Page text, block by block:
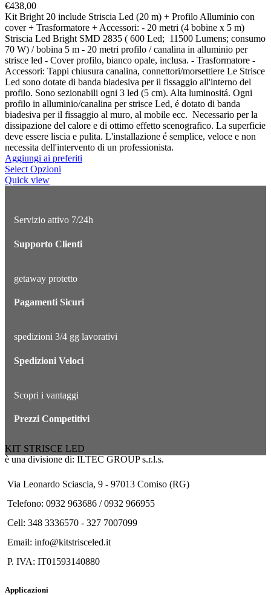
€438,00
Kit Bright 20 include Striscia Led (20 m) + Profilo Alluminio con
cover + Trasformatore + Accessori: - 20 metri (4 bobine x 5 m)
Striscia Led Bright SMD 2835 ( 600 Led; 11500 Lumens; consumo
70 W) / bobina 5 m - 20 metri profilo / canalina in alluminio per
strisce led - Cover profilo, bianco opale, inclusa. - Trasformatore -
Accessori: Tappi chiusura canalina, connettori/morsettiere Le Strisce
Led sono dotate di banda biadesiva per il fissaggio all'interno del
profilo. Sono sezionabili ogni 3 led (5 cm). Alta luminositá. Ogni
profilo in alluminio/canalina per strisce Led, é dotato di banda
biadesiva per il fissaggio al muro, al mobile ecc. Necessario per la
dissipazione del calore e di ottimo effetto scenografico. La superficie
deve essere liscia e pulita. L'installazione é semplice, veloce e non
necessita dell'intervento di un professionista.
Aggiungi ai preferiti
Select Opzioni
Quick view
Servizio attivo 7/24h
Supporto Clienti
getaway protetto
Pagamenti Sicuri
spedizioni 3/4 gg lavorativi
Spedizioni Veloci
Scopri i vantaggi
Prezzi Competitivi
KIT STRISCE LED
è una divisione di: ILTEC GROUP s.r.l.s.
Via Leonardo Sciascia, 9 - 97013 Comiso (RG)
Telefono: 0932 963686 / 0932 966955
Cell: 348 3336570 - 327 7007099
Email: info@kitstrisceled.it
P. IVA: IT01593140880
Applicazioni